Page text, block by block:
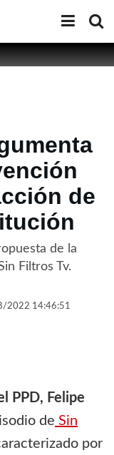
de
de la
Filtros Tv.
2022 14:46:51
PPD, Felipe
de Sin
por